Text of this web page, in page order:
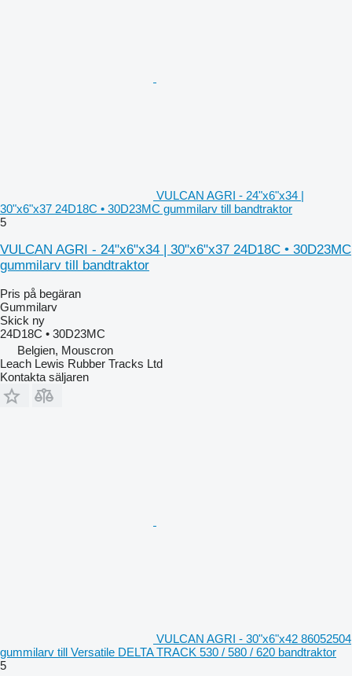
VULCAN AGRI - 24"x6"x34 |
30"x6"x37 24D18C • 30D23MC gummilarv till bandtraktor
5
VULCAN AGRI - 24"x6"x34 | 30"x6"x37 24D18C • 30D23MC
gummilarv till bandtraktor
Pris på begäran
Gummilarv
Skick ny
24D18C • 30D23MC
Belgien, Mouscron
Leach Lewis Rubber Tracks Ltd
Kontakta säljaren
VULCAN AGRI - 30"x6"x42 86052504
gummilarv till Versatile DELTA TRACK 530 / 580 / 620 bandtraktor
5